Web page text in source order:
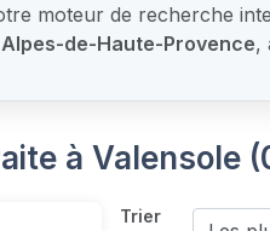
moteur de recherche
Alpes-de-Haute-Provence,
à Valensole
Trier